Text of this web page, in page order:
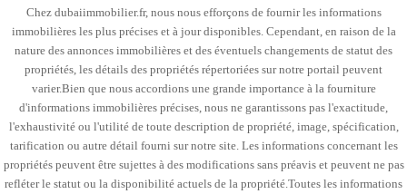
Chez dubaiimmobilier.fr, nous nous efforçons de fournir les informations
immobilières les plus précises et à jour disponibles. Cependant, en raison de la
nature des annonces immobilières et des éventuels changements de statut des
propriétés, les détails des propriétés répertoriées sur notre portail peuvent
varier.Bien que nous accordions une grande importance à la fourniture
d'informations immobilières précises, nous ne garantissons pas l'exactitude,
l'exhaustivité ou l'utilité de toute description de propriété, image, spécification,
tarification ou autre détail fourni sur notre site. Les informations concernant les
propriétés peuvent être sujettes à des modifications sans préavis et peuvent ne pas
refléter le statut ou la disponibilité actuels de la propriété.Toutes les informations